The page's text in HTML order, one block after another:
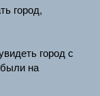
город,
город с
на